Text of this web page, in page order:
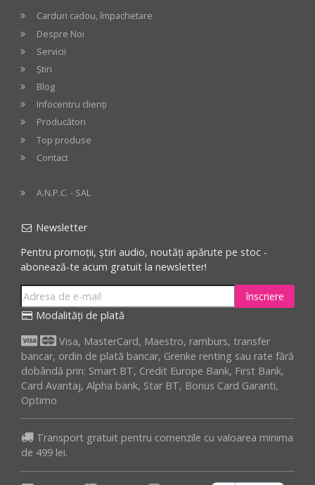
Carduri cadou, împachetare
Despre Noi
Servicii
Știri
Blog
Infocentru clienți
Producători
Top produse
Contact
A.N.P.C. - SAL
Newsletter
Pentru promoții, știri audio, noutăți apărute pe stoc -
abonează-te acum gratuit la newsletter!
înscriere
Modalități de plată
Visa, MasterCard, Maestro, ramburs, transfer
bancar, ordin de plată bancar, Grenke renting sau rate fără
dobândă prin: Smart BT, Credit Europe Bank, First Bank,
Card Avantaj, Alpha bank, Star BT, Bonus Card Garanti,
Optimo
Transport gratuit pentru comenzile cu valoarea minima
de 499 lei.